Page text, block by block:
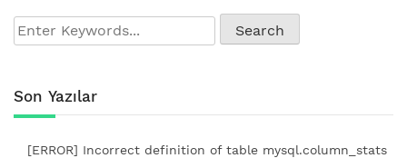
Son Yazılar
[ERROR] Incorrect definition of table mysql.column_stats